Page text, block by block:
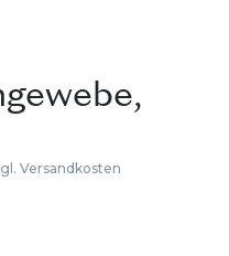
Versandkosten